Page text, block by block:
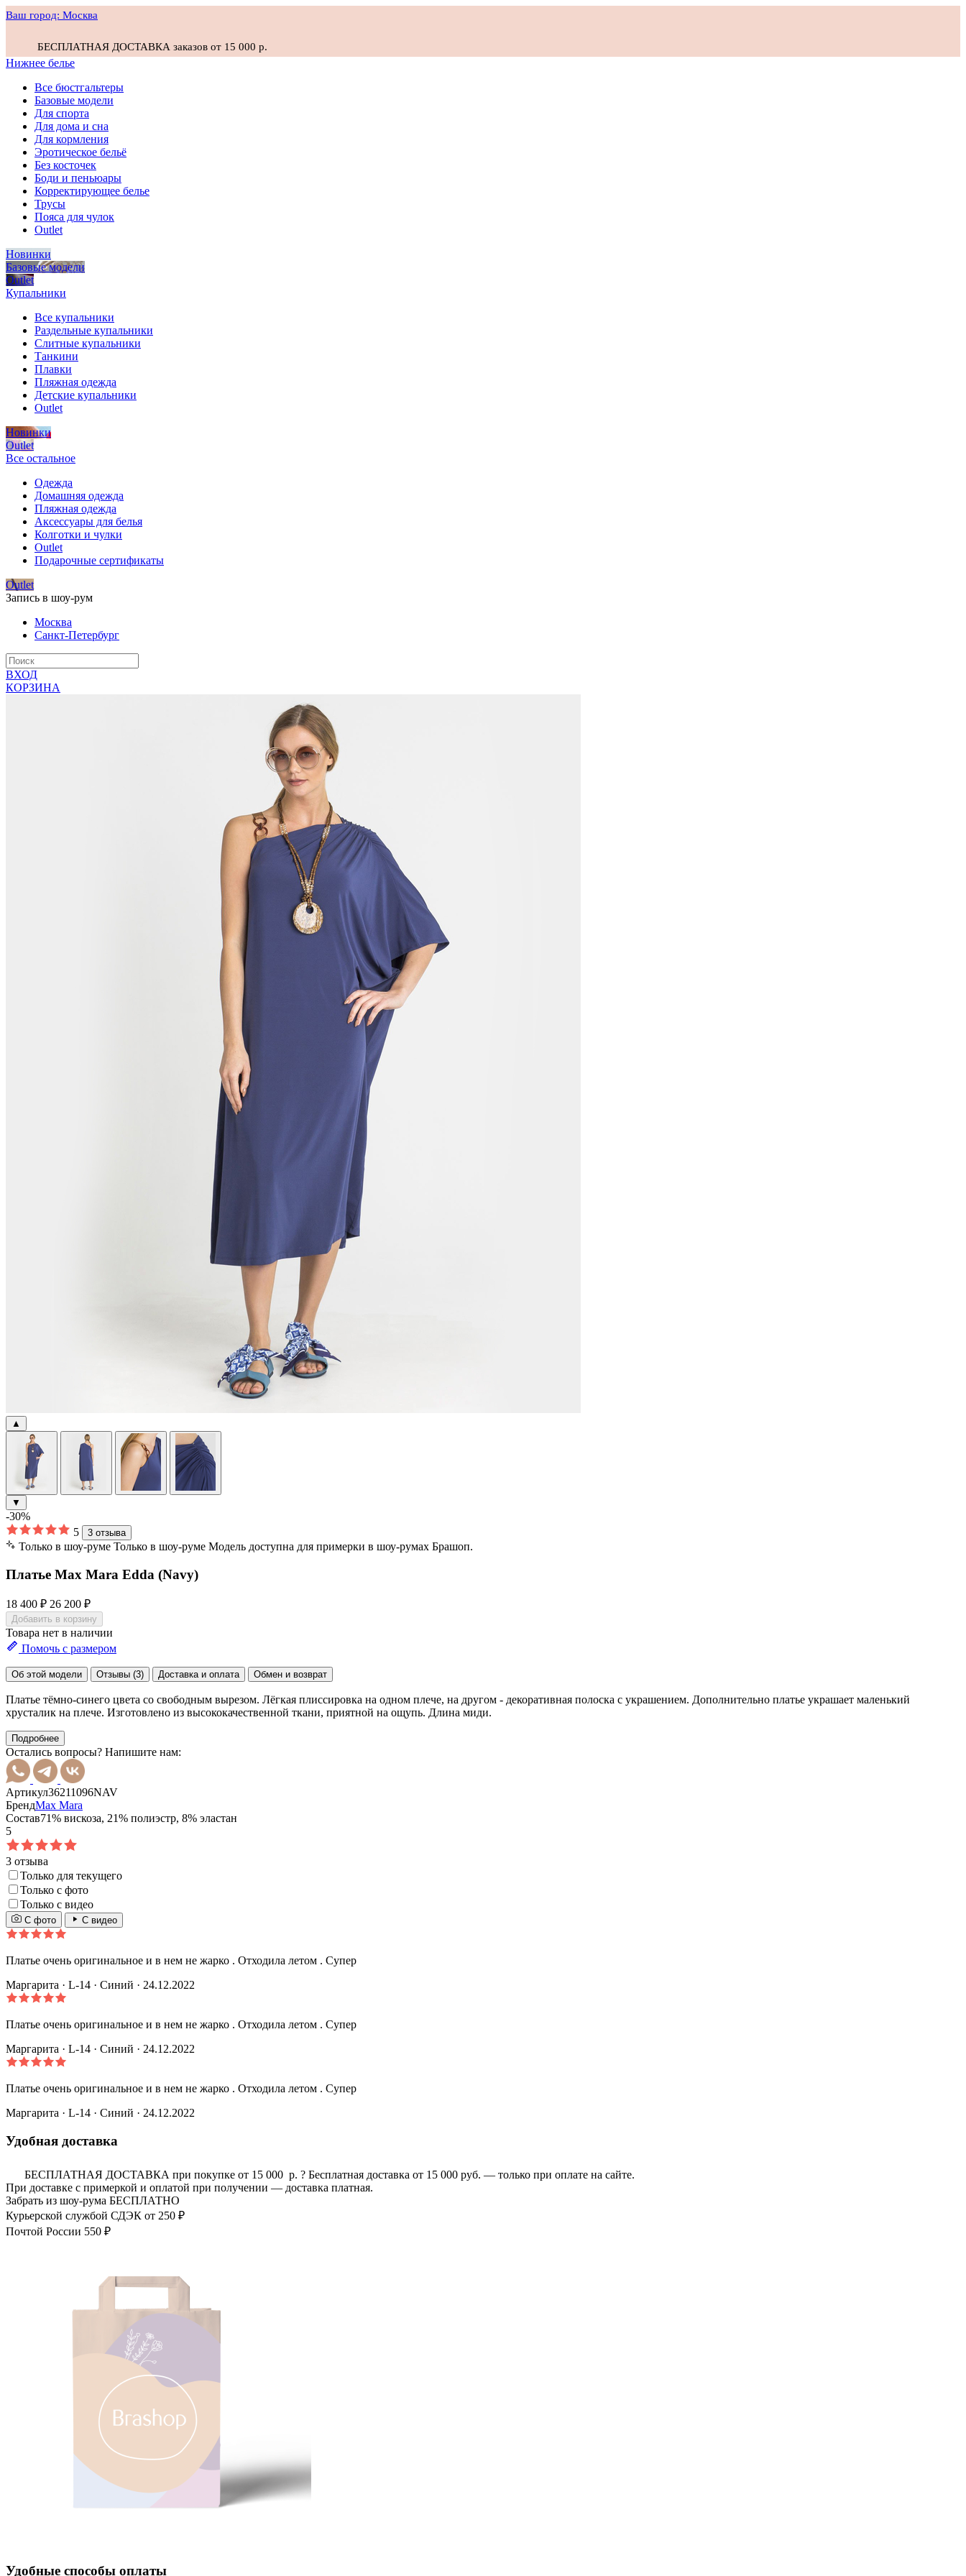
Ваш город: Москва
БЕСПЛАТНАЯ ДОСТАВКА заказов от 15 000 р.
Нижнее белье
Все бюстгальтеры
Базовые модели
Для спорта
Для дома и сна
Для кормления
Эротическое бельё
Без косточек
Боди и пеньюары
Корректирующее белье
Трусы
Пояса для чулок
Outlet
Новинки
Базовые модели
Outlet
Купальники
Все купальники
Раздельные купальники
Слитные купальники
Танкини
Плавки
Пляжная одежда
Детские купальники
Outlet
Новинки
Outlet
Все остальное
Одежда
Домашняя одежда
Пляжная одежда
Аксессуары для белья
Колготки и чулки
Outlet
Подарочные сертификаты
Outlet
Запись в шоу-рум
Москва
Санкт-Петербург
ВХОД
КОРЗИНА
▲
▼
-30%
5
3 отзыва
Только в шоу-руме Только в шоу-руме Модель доступна для примерки в шоу-румах Брашоп.
Платье Max Mara Edda (Navy)
18 400 ₽ 26 200 ₽
Добавить в корзину
Товара нет в наличии
Помочь с размером
Об этой модели Отзывы (3) Доставка и оплата Обмен и возврат
Платье тёмно-синего цвета со свободным вырезом. Лёгкая плиссировка на одном плече, на другом - декоративная полоска с украшением. Дополнительно платье украшает маленький
хрусталик на плече. Изготовлено из высококачественной ткани, приятной на ощупь. Длина миди.
Подробнее
Остались вопросы? Напишите нам:
Артикул36211096NAV
БрендMax Mara
Состав71% вискоза, 21% полиэстр, 8% эластан
5
3 отзыва
Только для текущего
Только с фото
Только с видео
С фото С видео
Платье очень оригинальное и в нем не жарко . Отходила летом . Супер
Маргарита · L-14 · Синий · 24.12.2022
Платье очень оригинальное и в нем не жарко . Отходила летом . Супер
Маргарита · L-14 · Синий · 24.12.2022
Платье очень оригинальное и в нем не жарко . Отходила летом . Супер
Маргарита · L-14 · Синий · 24.12.2022
Удобная доставка
БЕСПЛАТНАЯ ДОСТАВКА при покупке от 15 000 р. ? Бесплатная доставка от 15 000 руб. — только при оплате на сайте.
При доставке с примеркой и оплатой при получении — доставка платная.
Забрать из шоу-рума БЕСПЛАТНО
Курьерской службой СДЭК от 250 ₽
Почтой России 550 ₽
Удобные способы оплаты